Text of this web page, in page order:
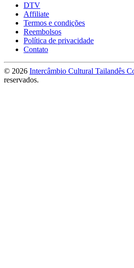
DTV
Affiliate
Termos e condições
Reembolsos
Política de privacidade
Contato
© 2026 Intercâmbio Cultural Tailandês
reservados.